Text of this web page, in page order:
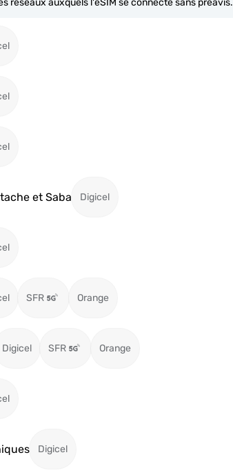
réseaux auxquels l'eSIM se connecte sans préavis.
et Saba Digicel
SFR Orange
Digicel SFR Orange
Digicel